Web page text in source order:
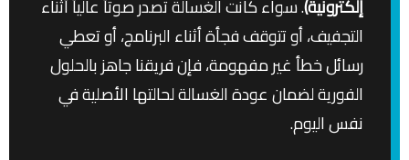
إلكترونية). سواء كانت الغسالة تصدر صوتاً عالياً أثناء
التجفيف، أو تتوقف فجأة أثناء البرنامج، أو تعطي
رسائل خطأ غير مفهومة، فإن فريقنا جاهز بالحلول
الفورية لضمان عودة الغسالة لحالتها الأصلية في
نفس اليوم.